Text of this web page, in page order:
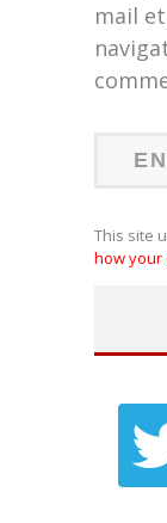
mail
This site
how your